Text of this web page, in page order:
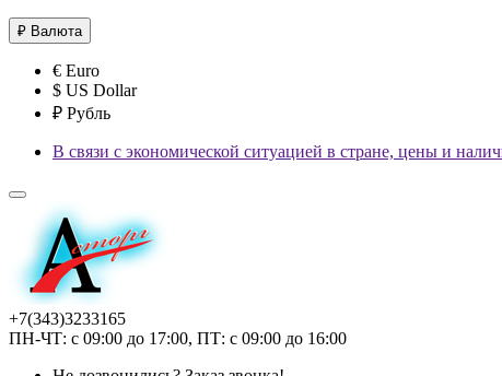
₽ Валюта
€ Euro
$ US Dollar
₽ Рубль
В связи с экономической ситуацией в стране, цены и
+7(343)3233165
ПН-ЧТ: с 09:00 до 17:00, ПТ: с 09:00 до 16:00